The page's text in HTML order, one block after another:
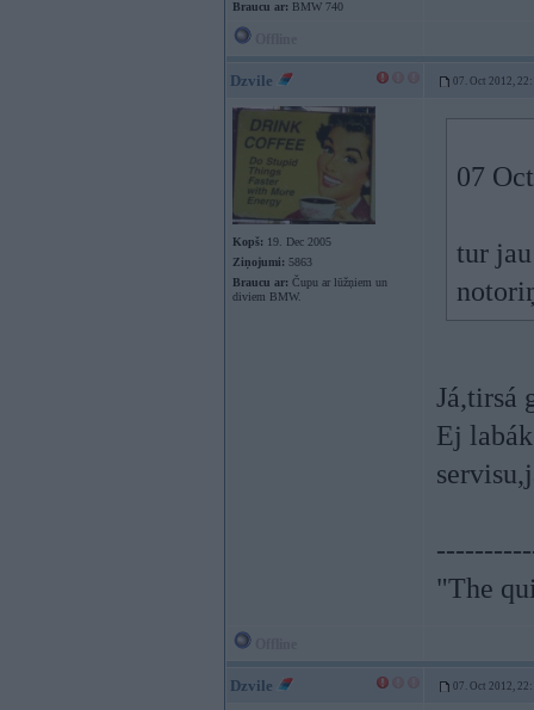
Braucu ar: BMW 740
Dzvile 07. Oct 2012,
Kopš: 19. Dec 2005
Ziņojumi: 5863
Braucu ar: Čupu ar lūžņiem un
diviem BMW.
07
tur
Já,tirsá
Ej
"The
Dzvile 07. Oct 2012,